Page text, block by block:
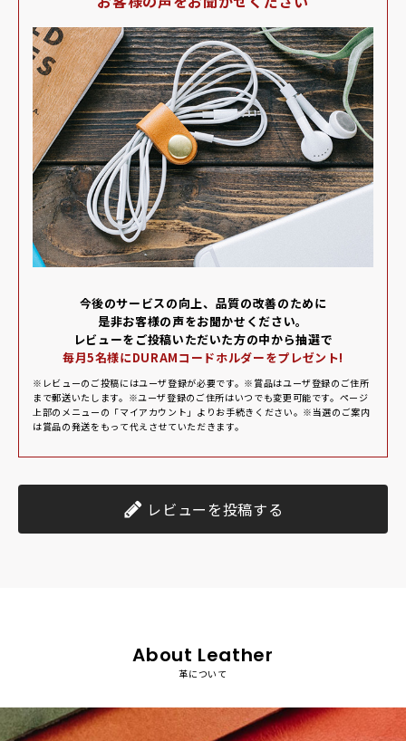
今後のサービスの向上、品質の改善のために
是⾮お客様の声をお聞かせください。
レビューをご投稿いただいた⽅の中から抽選で
毎⽉5名様にDURAMコードホルダーをプレゼント!
※レビューのご投稿にはユーザ登録が必要です。※賞品はユーザ登録のご住所
まで郵送いたします。※ユーザ登録のご住所はいつでも変更可能です。ページ
上部のメニューの「マイアカウント」よりお⼿続きください。※当選のご案内
は賞品の発送をもって代えさせていただきます。
レビューを投稿する
About Leather
革について